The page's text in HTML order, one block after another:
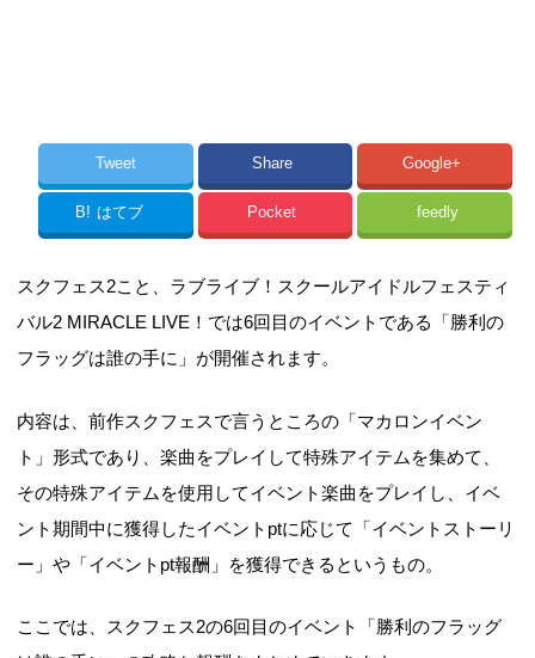
Tweet Share Google+
B! はてブ Pocket feedly
スクフェス2こと、ラブライブ！スクールアイドルフェスティ
バル2 MIRACLE LIVE！では6回目のイベントである「勝利の
フラッグは誰の手に」が開催されます。
内容は、前作スクフェスで言うところの「マカロンイベン
ト」形式であり、楽曲をプレイして特殊アイテムを集めて、
その特殊アイテムを使用してイベント楽曲をプレイし、イベ
ント期間中に獲得したイベントptに応じて「イベントストーリ
ー」や「イベントpt報酬」を獲得できるというもの。
ここでは、スクフェス2の6回目のイベント「勝利のフラッグ